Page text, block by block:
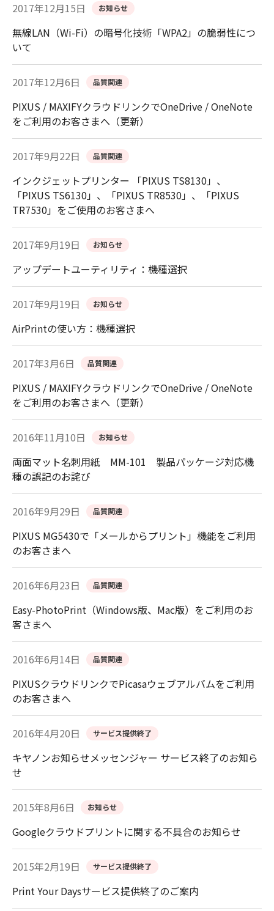
2017年12月15日 お知らせ
無線LAN（Wi-Fi）の暗号化技術「WPA2」の脆弱性につ
いて
2017年12月6日 品質関連
PIXUS / MAXIFYクラウドリンクでOneDrive / OneNote
をご利用のお客さまへ（更新）
2017年9月22日 品質関連
インクジェットプリンター 「PIXUS TS8130」、
「PIXUS TS6130」、「PIXUS TR8530」、「PIXUS
TR7530」をご使用のお客さまへ
2017年9月19日 お知らせ
アップデートユーティリティ：機種選択
2017年9月19日 お知らせ
AirPrintの使い方：機種選択
2017年3月6日 品質関連
PIXUS / MAXIFYクラウドリンクでOneDrive / OneNote
をご利用のお客さまへ（更新）
2016年11月10日 お知らせ
両面マット名刺用紙 MM-101 製品パッケージ対応機
種の誤記のお詫び
2016年9月29日 品質関連
PIXUS MG5430で「メールからプリント」機能をご利用
のお客さまへ
2016年6月23日 品質関連
Easy-PhotoPrint（Windows版、Mac版）をご利用のお
客さまへ
2016年6月14日 品質関連
PIXUSクラウドリンクでPicasaウェブアルバムをご利用
のお客さまへ
2016年4月20日 サービス提供終了
キヤノンお知らせメッセンジャー サービス終了のお知ら
せ
2015年8月6日 お知らせ
Googleクラウドプリントに関する不具合のお知らせ
2015年2月19日 サービス提供終了
Print Your Daysサービス提供終了のご案内